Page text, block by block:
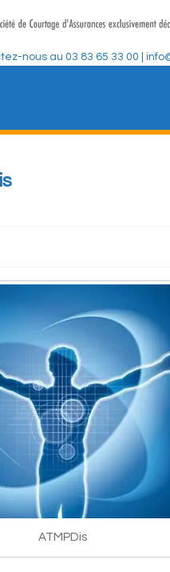
nous au 03 83 65 33 00 |
ATMPDis